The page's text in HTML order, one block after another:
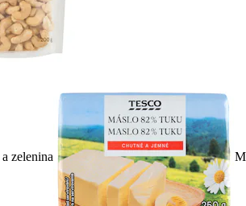
zelenina